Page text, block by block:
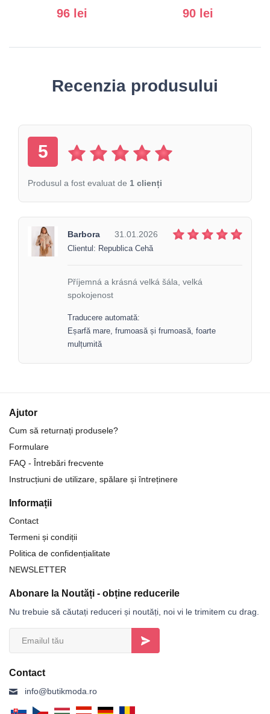
96 lei 90 lei
Recenzia produsului
5
Produsul a fost evaluat de 1 clienți
Barbora 31.01.2026
Clientul: Republica Cehă
Příjemná a krásná velká šála, velká
spokojenost
Traducere automată:
Eșarfă mare, frumoasă și frumoasă, foarte
mulțumită
Ajutor
Cum să returnați produsele?
Formulare
FAQ - Întrebări frecvente
Instrucțiuni de utilizare, spălare și întreținere
Informații
Contact
Termeni și condiții
Politica de confidențialitate
NEWSLETTER
Abonare la Noutăți - obține reducerile
Nu trebuie să căutați reduceri și noutăți, noi vi le trimitem cu drag.
Contact
info@butikmoda.ro